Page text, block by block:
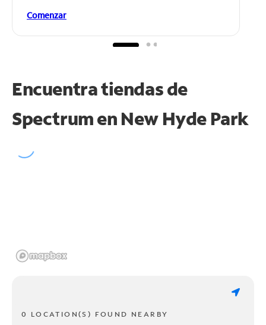
Comenzar
Encuentra tiendas de
Spectrum en New Hyde Park
0 LOCATION(S) FOUND NEARBY